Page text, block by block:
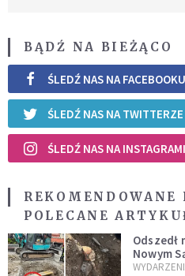
BĄDŹ NA BIEŻĄCO
ŚLEDŹ NAS NA FACEBOOKU
ŚLEDŹ NAS NA TWITTERZE
ŚLEDŹ NAS NA
POLECANE
Odszedł
Nowym